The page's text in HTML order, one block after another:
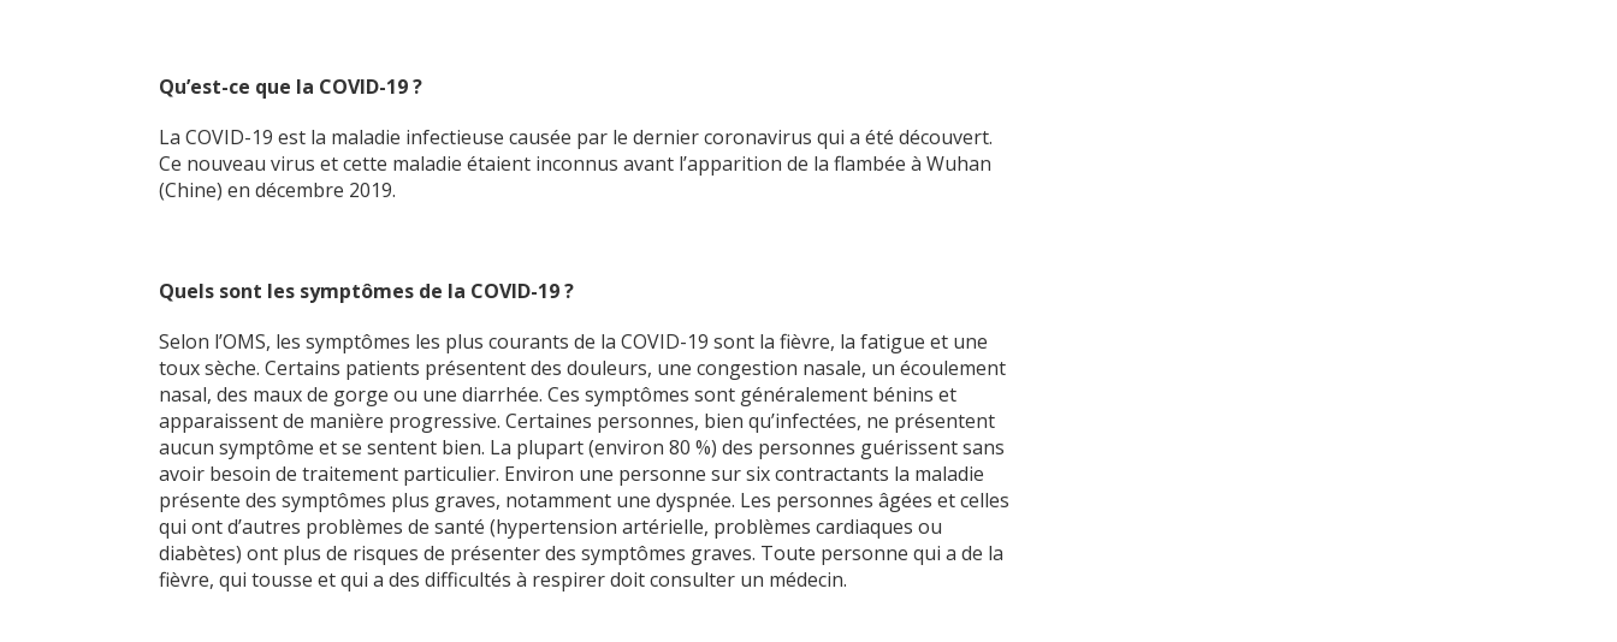
Qu’est-ce que la COVID-19 ?
La COVID-19 est la maladie infectieuse causée par le dernier coronavirus qui a été découvert.
Ce nouveau virus et cette maladie étaient inconnus avant l’apparition de la flambée à Wuhan
(Chine) en décembre 2019.
Quels sont les symptômes de la COVID-19 ?
Selon l’OMS, les symptômes les plus courants de la COVID-19 sont la fièvre, la fatigue et une
toux sèche. Certains patients présentent des douleurs, une congestion nasale, un écoulement
nasal, des maux de gorge ou une diarrhée. Ces symptômes sont généralement bénins et
apparaissent de manière progressive. Certaines personnes, bien qu’infectées, ne présentent
aucun symptôme et se sentent bien. La plupart (environ 80 %) des personnes guérissent sans
avoir besoin de traitement particulier. Environ une personne sur six contractants la maladie
présente des symptômes plus graves, notamment une dyspnée. Les personnes âgées et celles
qui ont d’autres problèmes de santé (hypertension artérielle, problèmes cardiaques ou
diabètes) ont plus de risques de présenter des symptômes graves. Toute personne qui a de la
fièvre, qui tousse et qui a des difficultés à respirer doit consulter un médecin.